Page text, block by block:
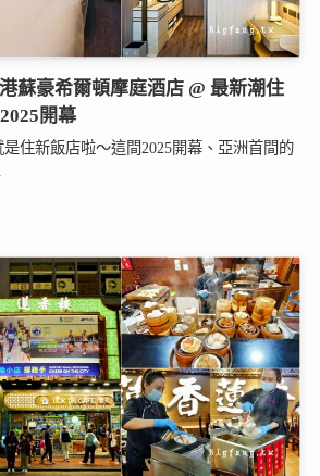
蘇豪希爾頓摩庭酒店 @ 最新潮住
開幕
住新飯店啦～這間2025開幕、亞洲首間的